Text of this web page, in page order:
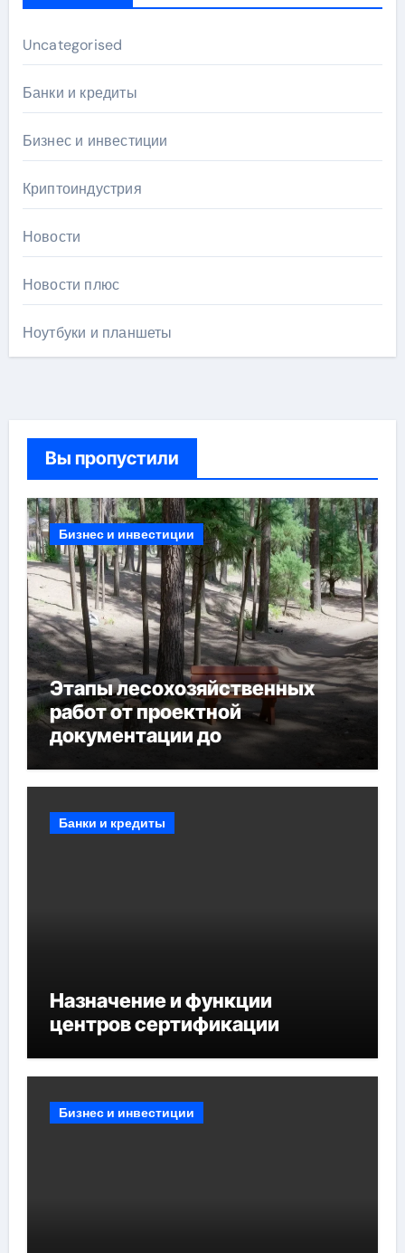
Uncategorised
Банки и кредиты
Бизнес и инвестиции
Криптоиндустрия
Новости
Новости плюс
Ноутбуки и планшеты
Вы пропустили
Бизнес и инвестиции
Этапы лесохозяйственных
работ от проектной
документации до
мероприятий и обустройства
Банки и кредиты
Назначение и функции
центров сертификации
Бизнес и инвестиции